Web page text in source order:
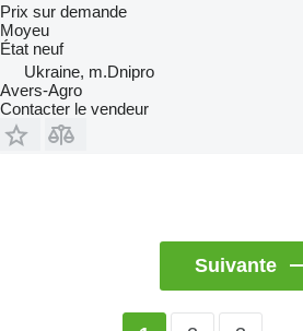
Prix sur demande
Moyeu
État neuf
Ukraine, m.Dnipro
Avers-Agro
Contacter le vendeur
Suivante